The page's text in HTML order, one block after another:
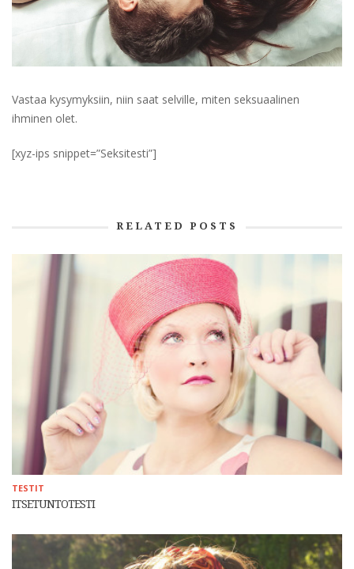
Vastaa kysymyksiin, niin saat selville, miten seksuaalinen
ihminen olet.
[xyz-ips snippet=”Seksitesti”]
RELATED POSTS
TESTIT
ITSETUNTOTESTI